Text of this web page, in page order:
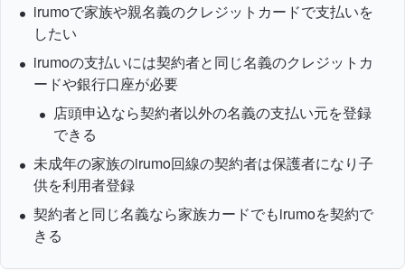
irumoで家族や親名義のクレジットカードで支払いを
したい
irumoの支払いには契約者と同じ名義のクレジットカ
ードや銀行口座が必要
店頭申込なら契約者以外の名義の支払い元を登録
できる
未成年の家族のirumo回線の契約者は保護者になり子
供を利用者登録
契約者と同じ名義なら家族カードでもirumoを契約で
きる